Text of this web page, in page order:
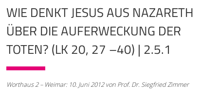
kamen einige zu Jesus und legten ihm eine Frage vor.
gegeben. Wenn ein verheirateter Mann kinderlos stirbt,
verstorbenen Nachkommen verschaffen. Nun waren da
kinderlos. Daraufhin heiratete der zweite Bruder die
Witwe, aber auch er starb kinderlos. Nach ihm heiratete
WIE DENKT JESUS AUS NAZARETH
ÜBER DIE AUFERWECKUNG DER
TOTEN? (LK 20, 27 –40) | 2.5.1
Worthaus 2 – Weimar: 10. Juni 2012 von Prof. Dr. Siegfried Zimmer